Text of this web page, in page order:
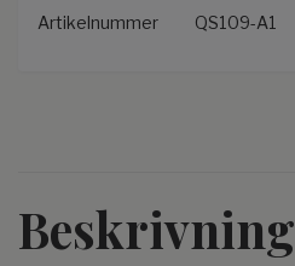
Artikelnummer QS109-A1
Beskrivning